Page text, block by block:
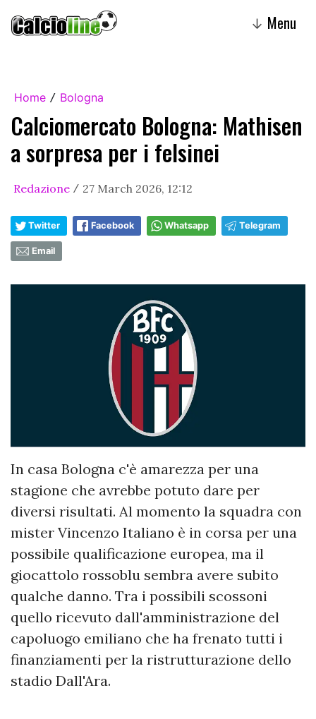
↓ Menu
Home / Bologna
Calciomercato Bologna: Mathisen
a sorpresa per i felsinei
Redazione / 27 March 2026, 12:12
Twitter Facebook Whatsapp Telegram
Email
In casa Bologna c'è amarezza per una
stagione che avrebbe potuto dare per
diversi risultati. Al momento la squadra con
mister Vincenzo Italiano è in corsa per una
possibile qualificazione europea, ma il
giocattolo rossoblu sembra avere subito
qualche danno. Tra i possibili scossoni
quello ricevuto dall'amministrazione del
capoluogo emiliano che ha frenato tutti i
finanziamenti per la ristrutturazione dello
stadio Dall'Ara.